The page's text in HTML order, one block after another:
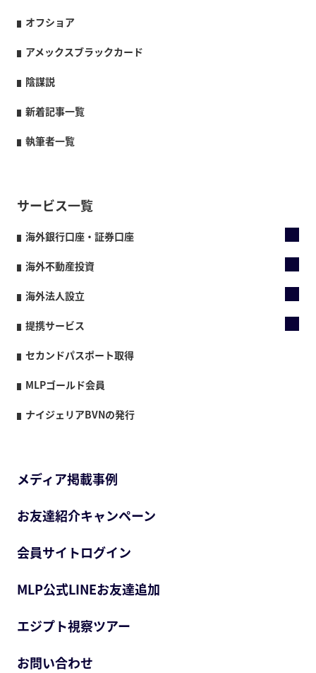
オフショア
アメックスブラックカード
陰謀説
新着記事一覧
執筆者一覧
サービス一覧
海外銀行口座・証券口座
海外不動産投資
海外法人設立
提携サービス
セカンドパスポート取得
MLPゴールド会員
ナイジェリアBVNの発行
メディア掲載事例
お友達紹介キャンペーン
会員サイトログイン
MLP公式LINEお友達追加
エジプト視察ツアー
お問い合わせ